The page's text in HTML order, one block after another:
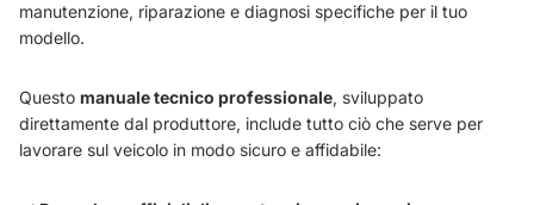
manutenzione, riparazione e diagnosi specifiche per il tuo
modello.
Questo manuale tecnico professionale, sviluppato
direttamente dal produttore, include tutto ciò che serve per
lavorare sul veicolo in modo sicuro e affidabile: